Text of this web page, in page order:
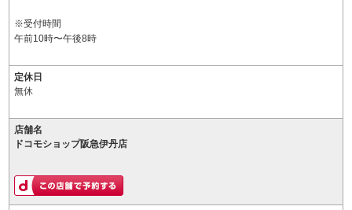
※受付時間
午前10時〜午後8時
定休日
無休
店舗名
ドコモショップ阪急伊丹店